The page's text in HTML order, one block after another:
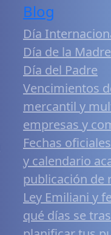
Blog
Día
Día de la Madre
Día del Padre
Vencimientos
mercantil y
empresas y
Fechas
y calendario
publicación de
Ley Emiliani y
qué días se